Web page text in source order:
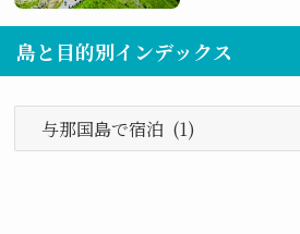
島と目的別インデックス
と